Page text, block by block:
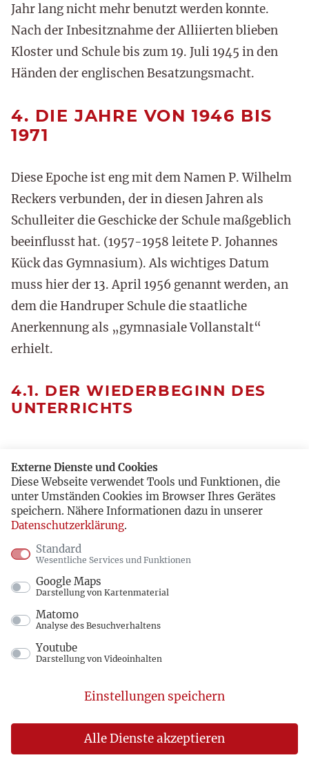
Jahr lang nicht mehr benutzt werden konnte.
Nach der Inbesitznahme der Alliierten blieben
Kloster und Schule bis zum 19. Juli 1945 in den
Händen der englischen Besatzungsmacht.
4. DIE JAHRE VON 1946 BIS
1971
Diese Epoche ist eng mit dem Namen P. Wilhelm
Reckers verbunden, der in diesen Jahren als
Schulleiter die Geschicke der Schule maßgeblich
beeinflusst hat. (1957-1958 leitete P. Johannes
Kück das Gymnasium). Als wichtiges Datum
muss hier der 13. April 1956 genannt werden, an
dem die Handruper Schule die staatliche
Anerkennung als „gymnasiale Vollanstalt“
erhielt.
4.1. DER WIEDERBEGINN DES
UNTERRICHTS
Erweiterungsbau
Am 4. Mai 1946 erlaubte die britische
Militärregierung dem Herz-Jesu-Kloster
Handrup die Wiedereröffnung seiner Schule. In
der Folgezeit wurde die Schule dann dem
Regierungspräsidenten in Osnabrück unterstellt,
der sie jährlich bis 1950 aufs Neue genehmigen
musste.
In welcher Form die Entwicklung der Schule zu
gymnasiale Oberstufe verfügen dürfte oder ob sie
Mittelstufe umfassen sollte, war noch nicht
Externe Dienste und Cookies
Diese Webseite verwendet Tools und Funktionen, die
unter Umständen Cookies im Browser Ihres Gerätes
speichern. Nähere Informationen dazu in unserer
Datenschutzerklärung.
Standard
Wesentliche Services und Funktionen
Google Maps
Darstellung von Kartenmaterial
Matomo
Analyse des Besuchverhaltens
Youtube
Darstellung von Videoinhalten
Alle Dienste akzeptieren
Einstellungen speichern